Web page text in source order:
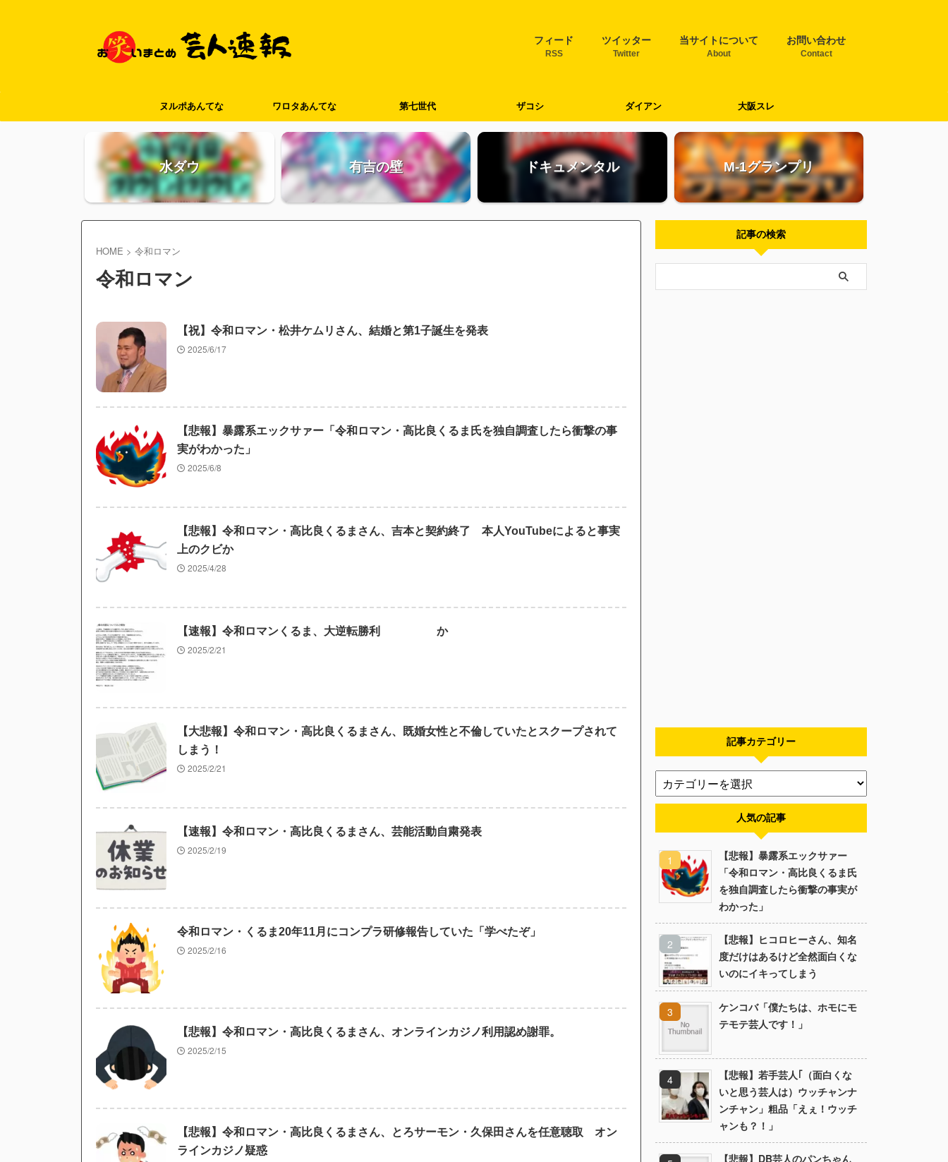
フィード
RSS
ツイッター
Twitter
当サイトについて
About
お問い合わせ
Contact
ヌルポあんてな ワロタあんてな 第七世代 ザコシ ダイアン 大阪スレ
水ダウ 有吉の壁 ドキュメンタル M-1グランプリ
HOME > 令和ロマン
令和ロマン
【祝】令和ロマン・松井ケムリさん、結婚と第1子誕生を発表
2025/6/17
【悲報】暴露系エックサァー「令和ロマン・高比良くるま氏を独自調査したら衝撃の事
実がわかった」
2025/6/8
【悲報】令和ロマン・高比良くるまさん、吉本と契約終了 本人YouTubeによると事実
上のクビか
2025/4/28
【速報】令和ロマンくるま、大逆転勝利 か
2025/2/21
【大悲報】令和ロマン・高比良くるまさん、既婚女性と不倫していたとスクープされて
しまう！
2025/2/21
【速報】令和ロマン・高比良くるまさん、芸能活動自粛発表
2025/2/19
令和ロマン・くるま20年11月にコンプラ研修報告していた「学べたぞ」
2025/2/16
【悲報】令和ロマン・高比良くるまさん、オンラインカジノ利用認め謝罪。
2025/2/15
【悲報】令和ロマン・高比良くるまさん、とろサーモン・久保田さんを任意聴取 オン
ラインカジノ疑惑
記事の検索
記事カテゴリー
人気の記事
【悲報】暴露系エックサァー
「令和ロマン・高比良くるま氏
を独自調査したら衝撃の事実が
わかった」
【悲報】ヒコロヒーさん、知名
度だけはあるけど全然面白くな
いのにイキってしまう
ケンコバ「僕たちは、ホモにモ
テモテ芸人です！」
【悲報】若手芸人｢（面白くな
いと思う芸人は）ウッチャンナ
ンチャン」粗品「えぇ！ウッチ
ャンも？！」
【悲報】DB芸人のパンちゃん